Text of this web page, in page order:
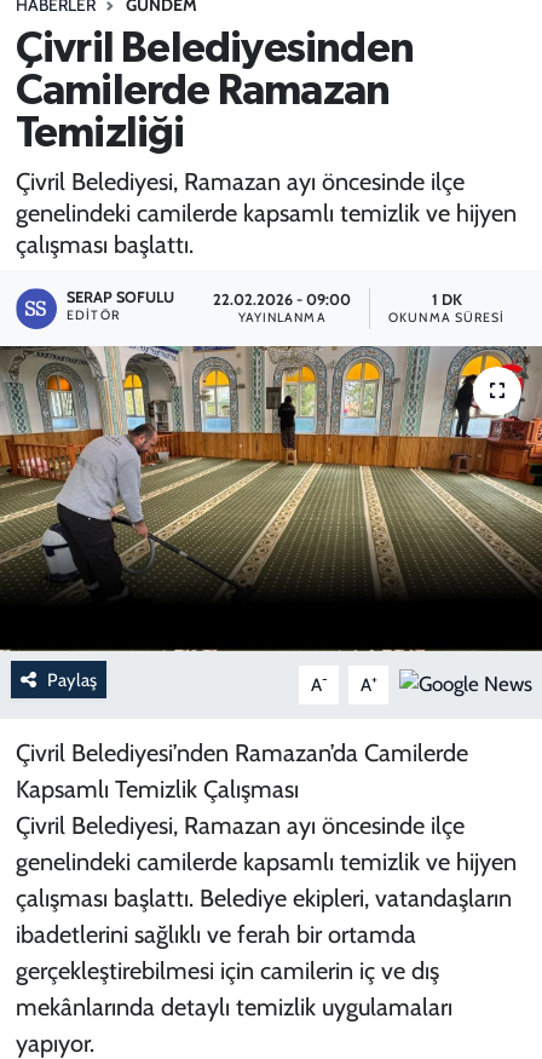
HABERLER GÜNDEM
Çivril Belediyesinden
Camilerde Ramazan
Temizliği
Çivril Belediyesi, Ramazan ayı öncesinde ilçe
genelindeki camilerde kapsamlı temizlik ve hijyen
çalışması başlattı.
SERAP SOFULU
EDITÖR
22.02.2026 - 09:00
YAYINLANMA
1 DK
OKUNMA SÜRESI
Paylaş A- A+
Çivril Belediyesi’nden Ramazan’da Camilerde
Kapsamlı Temizlik Çalışması
Çivril Belediyesi, Ramazan ayı öncesinde ilçe
genelindeki camilerde kapsamlı temizlik ve hijyen
çalışması başlattı. Belediye ekipleri, vatandaşların
ibadetlerini sağlıklı ve ferah bir ortamda
gerçekleştirebilmesi için camilerin iç ve dış
mekânlarında detaylı temizlik uygulamaları
yapıyor.
SPOR
TEKNOLOJİ
YAŞAM